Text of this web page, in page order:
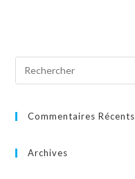
Commentaires Récents
Archives